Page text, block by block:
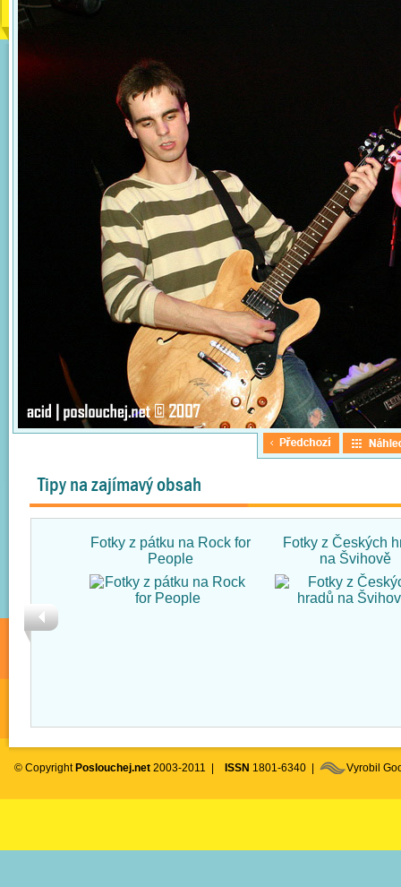
Tipy na zajímavý obsah
Fotky z pátku na Rock for
People
Fotky z Českých
na Švihově
© Copyright Poslouchej.net 2003-2011 | ISSN 1801-6340 | Vyrobil